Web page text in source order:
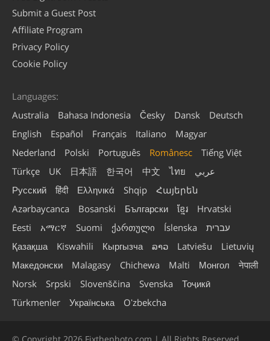
Submit a Guest Post
Affiliate Program
Privacy Policy
Cookie Policy
Languages:
Australia
Bahasa Indonesia Česky Dansk
Deutsch
English
Español Français Italiano
Magyar
Nederland
Polski Português Românesc
Tiếng Việt
Türkçe
UK 日本語 한국어 中文 ไทย
عربي
Русский
हिंदी Ελληνικά Shqip
Հայերեն
Azərbaycanca
Bosanski Български ខ្មែរ
Hrvatski
Eesti
አማርኛ Suomi ქართული Íslenska
עברית
Қазақша
Kiswahili Кыргызча ລາວ Latviešu
Lietuvių
Македонски
Malagasy Chichewa Malti Монгол
नेपाली
Norsk
Srpski Slovenščina Svenska
Тоҷикӣ
Türkmenler
Українська Oʻzbekcha